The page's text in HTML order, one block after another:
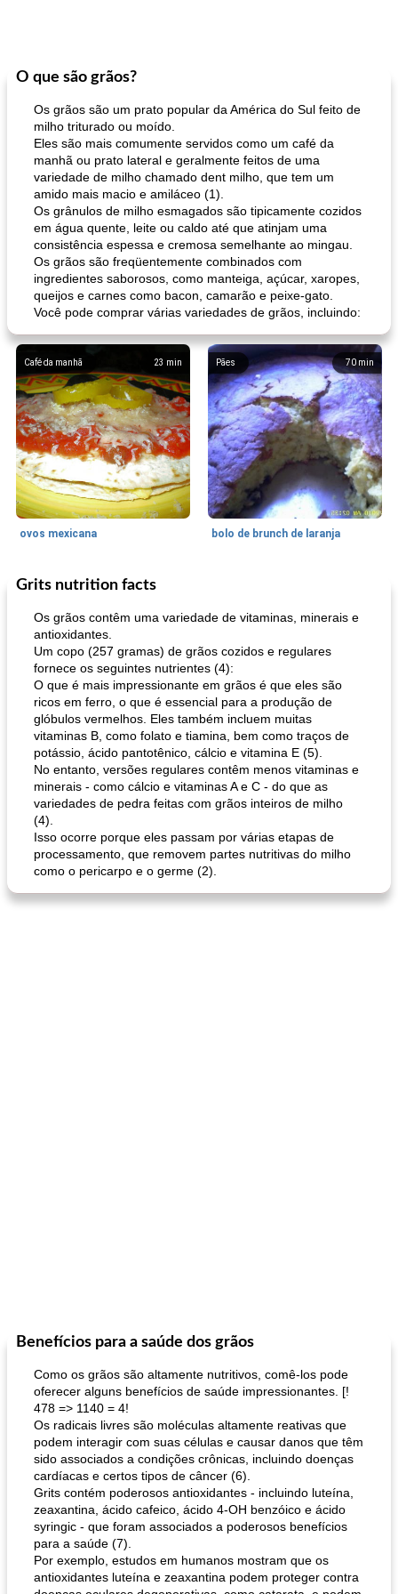
O que são grãos?
Os grãos são um prato popular da América do Sul feito de
milho triturado ou moído.
Eles são mais comumente servidos como um café da
manhã ou prato lateral e geralmente feitos de uma
variedade de milho chamado dent milho, que tem um
amido mais macio e amiláceo (1).
Os grânulos de milho esmagados são tipicamente cozidos
em água quente, leite ou caldo até que atinjam uma
consistência espessa e cremosa semelhante ao mingau.
Os grãos são freqüentemente combinados com
ingredientes saborosos, como manteiga, açúcar, xaropes,
queijos e carnes como bacon, camarão e peixe-gato.
Você pode comprar várias variedades de grãos, incluindo:
23 min
Café da manhã
ovos mexicana
70 min
Pães
bolo de brunch de laranja
130
Pães De Fermento
pão plano (out)
Grits nutrition facts
Os grãos contêm uma variedade de vitaminas, minerais e
antioxidantes.
Um copo (257 gramas) de grãos cozidos e regulares
fornece os seguintes nutrientes (4):
O que é mais impressionante em grãos é que eles são
ricos em ferro, o que é essencial para a produção de
glóbulos vermelhos. Eles também incluem muitas
vitaminas B, como folato e tiamina, bem como traços de
potássio, ácido pantotênico, cálcio e vitamina E (5).
No entanto, versões regulares contêm menos vitaminas e
minerais - como cálcio e vitaminas A e C - do que as
variedades de pedra feitas com grãos inteiros de milho
(4).
Isso ocorre porque eles passam por várias etapas de
processamento, que removem partes nutritivas do milho
como o pericarpo e o germe (2).
Benefícios para a saúde dos grãos
Como os grãos são altamente nutritivos, comê-los pode
oferecer alguns benefícios de saúde impressionantes. [!
478 => 1140 = 4!
Os radicais livres são moléculas altamente reativas que
podem interagir com suas células e causar danos que têm
sido associados a condições crônicas, incluindo doenças
cardíacas e certos tipos de câncer (6).
Grits contém poderosos antioxidantes - incluindo luteína,
zeaxantina, ácido cafeico, ácido 4-OH benzóico e ácido
syringic - que foram associados a poderosos benefícios
para a saúde (7).
Por exemplo, estudos em humanos mostram que os
antioxidantes luteína e zeaxantina podem proteger contra